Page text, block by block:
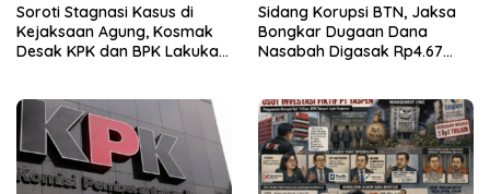
Soroti Stagnasi Kasus di
Kejaksaan Agung, Kosmak
Desak KPK dan BPK Lakukan
Sidang Korupsi BTN, Jaksa
Bongkar Dugaan Dana
Nasabah Digasak Rp4.67